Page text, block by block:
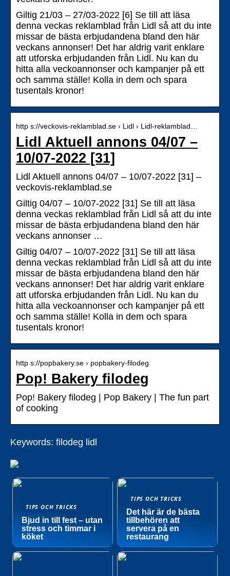
Giltig 21/03 – 27/03-2022 [6] Se till att läsa
denna veckas reklamblad från Lidl så att du inte
missar de bästa erbjudandena bland den här
veckans annonser! Det har aldrig varit enklare
att utforska erbjudanden från Lidl. Nu kan du
hitta alla veckoannonser och kampanjer på ett
och samma ställe! Kolla in dem och spara
tusentals kronor!
http s://veckovis-reklamblad.se › Lidl › Lidl-reklamblad…
Lidl Aktuell annons 04/07 –
10/07-2022 [31]
Lidl Aktuell annons 04/07 – 10/07-2022 [31] –
veckovis-reklamblad.se
Giltig 04/07 – 10/07-2022 [31] Se till att läsa
denna veckas reklamblad från Lidl så att du inte
missar de bästa erbjudandena bland den här
veckans annonser …
Giltig 04/07 – 10/07-2022 [31] Se till att läsa
denna veckas reklamblad från Lidl så att du inte
missar de bästa erbjudandena bland den här
veckans annonser! Det har aldrig varit enklare
att utforska erbjudanden från Lidl. Nu kan du
hitta alla veckoannonser och kampanjer på ett
och samma ställe! Kolla in dem och spara
tusentals kronor!
http s://popbakery.se › popbakery-filodeg
Pop! Bakery filodeg
Pop! Bakery filodeg | Pop Bakery | The fun part
of cooking
Keywords: filodeg lidl
TIPS OCH TRICKS
Bjud in till fest – utan
stress och timmar i
köket
TIPS OCH TRICKS
Det här är de bästa
tillbehören att
servera på en
restaurang